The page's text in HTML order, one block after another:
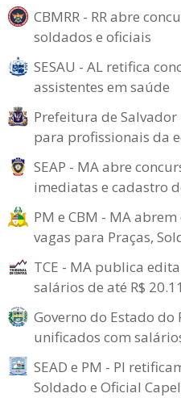
CBMRR - RR abre
soldados e oficiais
SESAU - AL retifica
assistentes em saúde
Prefeitura de
para profissionais da
SEAP - MA abre
imediatas e cadastro
PM e CBM - MA
vagas para Praças,
TCE - MA publica
salários de até R$
Governo do Estado
unificados com
SEAD e PM - PI
Soldado e Oficial